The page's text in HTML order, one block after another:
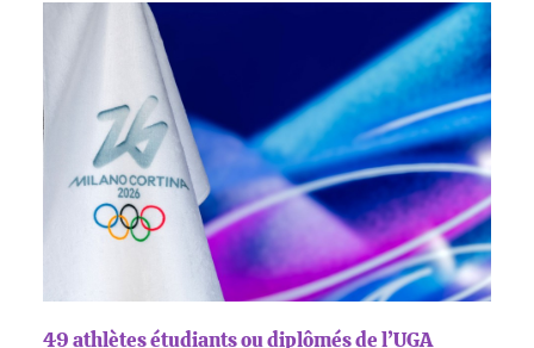
49 athlètes étudiants ou diplômés de l’UGA